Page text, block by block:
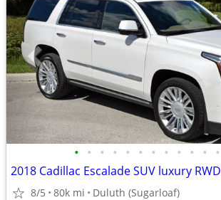
• • • • • • • • • • • •
2018 Cadillac Escalade SUV luxury RWD
8/5 80k mi Duluth (Sugarloaf)